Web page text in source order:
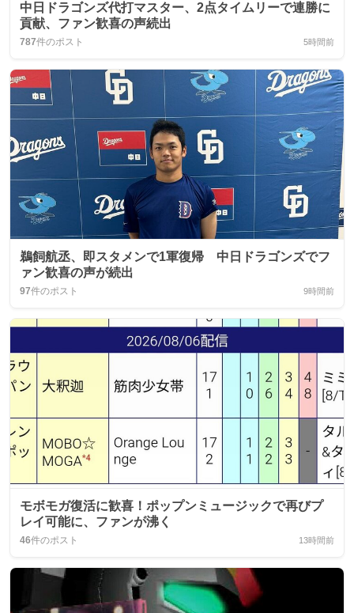
中日ドラゴンズ代打マスター、2点タイムリーで連勝に
貢献、ファン歓喜の声続出
787件のポスト 5時間前
鵜飼航丞、即スタメンで1軍復帰 中日ドラゴンズでフ
ァン歓喜の声が続出
97件のポスト 9時間前
モボモガ復活に歓喜！ポップンミュージックで再びプ
レイ可能に、ファンが沸く
46件のポスト 13時間前